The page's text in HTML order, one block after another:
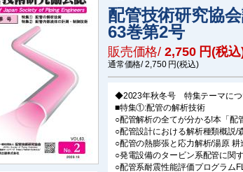
配管技術研究協
63巻第2号
販売価格/ 2,750円(税込
通常価格/ 2,750円(税込)
◆2023年秋冬号 特集テーマにつ
■特集①:配管の解析技術
○配管解析の全てが分かる!本「配
○配管設計における解析種類概説/
○配管の熱膨張と応力解析/湯原 耕
○発電設備のタービン系配管に関
○配管系耐震性能評価プログラム